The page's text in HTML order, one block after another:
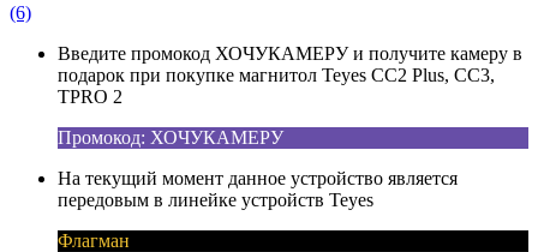
(6)
Введите промокод ХОЧУКАМЕРУ и получите камеру в
подарок при покупке магнитол Teyes CC2 Plus, CC3,
TPRO 2
Промокод: ХОЧУКАМЕРУ
На текущий момент данное устройство является
передовым в линейке устройств Teyes
Флагман